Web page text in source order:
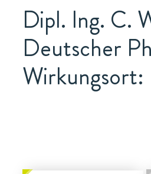
Dipl. Ing. C.
Deutscher